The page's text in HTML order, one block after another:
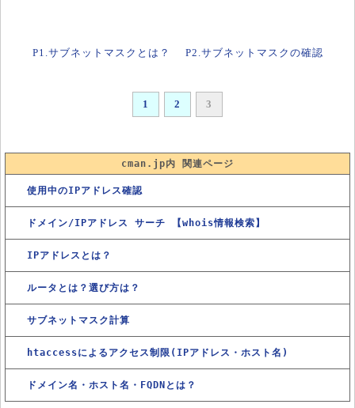
P1.サブネットマスクとは？ P2.サブネットマスクの確認
1 2 3
cman.jp内 関連ページ
使用中のIPアドレス確認
ドメイン/IPアドレス サーチ 【whois情報検索】
IPアドレスとは？
ルータとは？選び方は？
サブネットマスク計算
htaccessによるアクセス制限(IPアドレス・ホスト名)
ドメイン名・ホスト名・FQDNとは？